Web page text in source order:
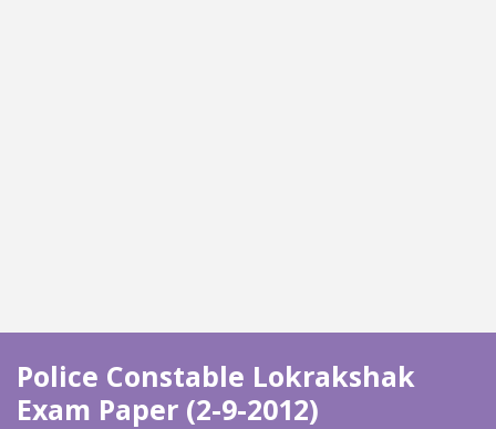
Police Constable Lokrakshak
Exam Paper (2-9-2012)